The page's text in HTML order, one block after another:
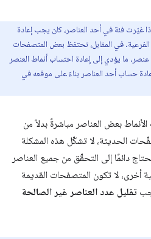
غيّرت فئة في أحد العناصر، كان يجب إعادة
الفرعية. في المقابل، تحتفظ بعض المتصفحات
ما يؤدي إلى إعادة احتساب أنماط العنصر
حساب أحد العناصر بناءً على موقعه في
بعض العناصر مباشرةً بدلاً من
الحديثة، لا تشكّل هذه المشكلة
دائمًا إلى التحقّق من جميع العناصر
أخرى، لا تكون المتصفحات القديمة
تقليل عدد العناصر غير الصالحة